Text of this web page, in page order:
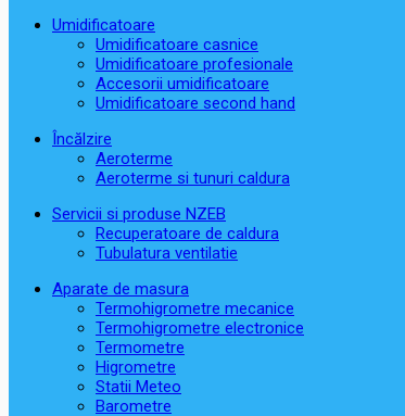
Umidificatoare
Umidificatoare casnice
Umidificatoare profesionale
Accesorii umidificatoare
Umidificatoare second hand
Încălzire
Aeroterme
Aeroterme si tunuri caldura
Servicii si produse NZEB
Recuperatoare de caldura
Tubulatura ventilatie
Aparate de masura
Termohigrometre mecanice
Termohigrometre electronice
Termometre
Higrometre
Statii Meteo
Barometre